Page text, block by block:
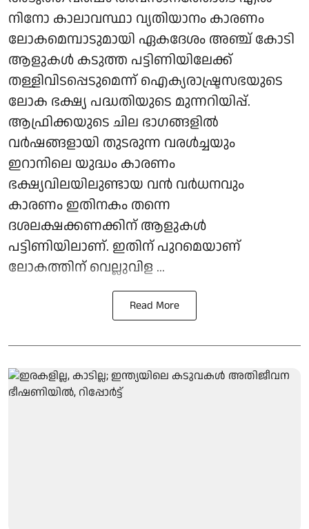
നിനോ കാലാവസ്ഥാ വ്യതിയാനം കാരണം
ലോകമെമ്പാടുമായി ഏകദേശം അഞ്ച് കോടി
ആളുകൾ കടുത്ത പട്ടിണിയിലേക്ക്
തള്ളിവിടപ്പെടുമെന്ന് ഐക്യരാഷ്ട്രസഭയുടെ
ലോക ഭക്ഷ്യ പദ്ധതിയുടെ മുന്നറിയിപ്പ്.
ആഫ്രിക്കയുടെ ചില ഭാഗങ്ങളിൽ
വർഷങ്ങളായി തുടരുന്ന വരൾച്ചയും
ഇറാനിലെ യുദ്ധം കാരണം
ഭക്ഷ്യവിലയിലുണ്ടായ വൻ വർധനവും
കാരണം ഇതിനകം തന്നെ
ദശലക്ഷക്കണക്കിന് ആളുകൾ
പട്ടിണിയിലാണ്. ഇതിന് പുറമെയാണ്
ലോകത്തിന് വെല്ലുവിള ...
Read More